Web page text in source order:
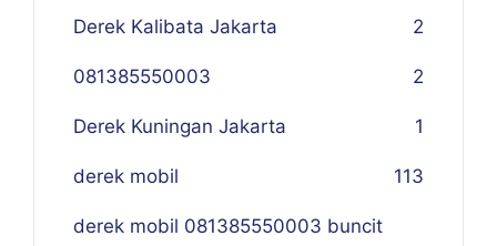
2
Derek Kalibata Jakarta
081385550003 2
Derek Kuningan Jakarta 1
derek mobil 113
derek mobil 081385550003 buncit